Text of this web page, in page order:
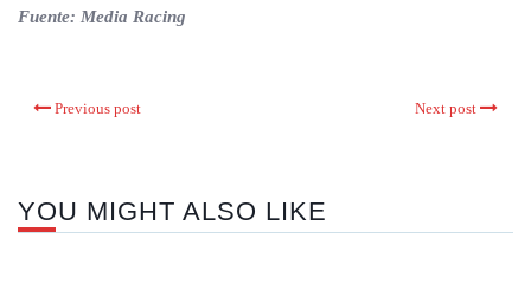
Fuente: Media Racing
Previous post Next post
YOU MIGHT ALSO LIKE